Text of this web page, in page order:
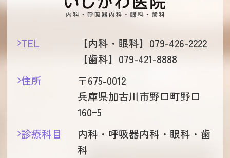
TEL 【内科・眼科】 079-426-2222
【歯科】 079-421-8888
住所
〒675-0012
兵庫県加古川市野口町野口
160ｰ5
診療科目
内科・呼吸器内科・眼科・歯
科